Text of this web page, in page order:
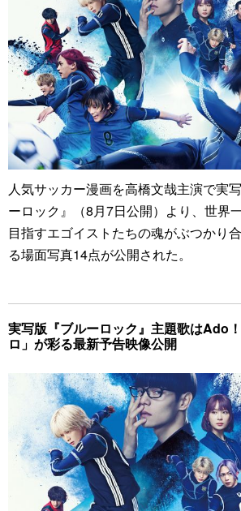
人気サッカー漫画を高橋文哉主演で実
ーロック』（8月7日公開）より、世界
目指すエゴイストたちの魂がぶつかり
る場面写真14点が公開された。
実写版『ブルーロック』主題歌はAdo
ロ」が彩る最新予告映像公開